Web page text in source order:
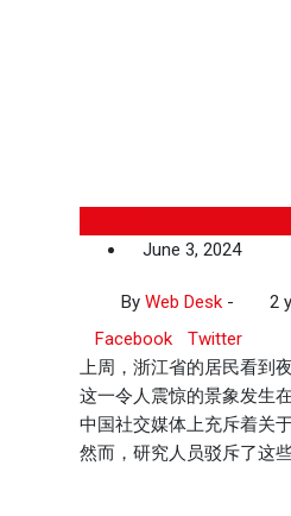
June 3, 2024
By Web Desk - 2
Facebook
Twitter
上周，浙江省的居民看到
这一令人震惊的景象发生
中国社交媒体上充斥着关
然而，研究人员驳斥了这些